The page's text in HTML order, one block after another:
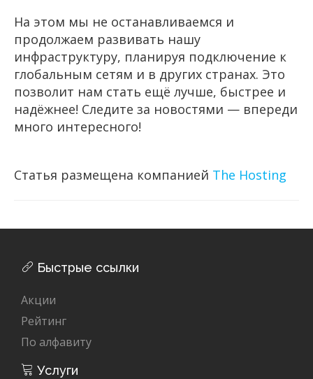
На этом мы не останавливаемся и
продолжаем развивать нашу
инфраструктуру, планируя подключение к
глобальным сетям и в других странах. Это
позволит нам стать ещё лучше, быстрее и
надёжнее! Следите за новостями — впереди
много интересного!
Статья размещена компанией The Hosting
Быстрые ссылки
Акции
Рейтинг
По алфавиту
Услуги